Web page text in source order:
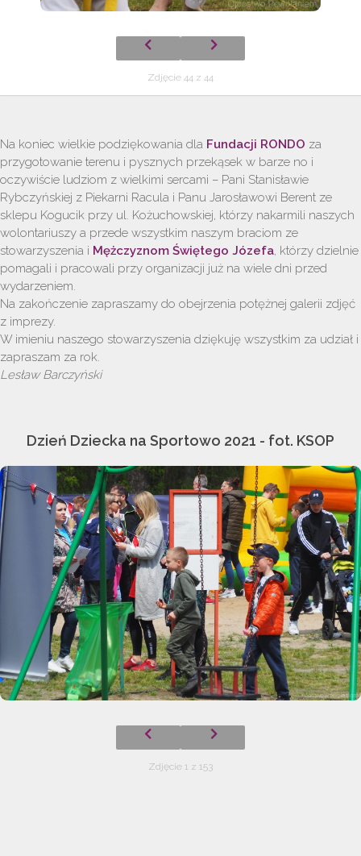
Zdjęcie 44 z 44
Na koniec wielkie podziękowania dla Fundacji RONDO za
przygotowanie terenu i pysznych przekąsek w barze no i
oczywiście ludziom z wielkimi sercami – Pani Stanisławie
Rybczyńskiej z Piekarni Racula i Panu Jarosławowi Berent ze
sklepu Kogucik przy ul. Kożuchowskiej, którzy nakarmili naszych
wolontariuszy a przede wszystkim naszym braciom ze
stowarzyszenia i Mężczyznom Świętego Józefa, którzy dzielnie
pomagali i pracowali przy organizacji już na wiele dni przed
wydarzeniem.
Na zakończenie zapraszamy do obejrzenia potężnej galerii zdjęć
z imprezy.
W imieniu naszego stowarzyszenia dziękuję wszystkim za udział i
zapraszam za rok.
Lesław Barczyński
Dzień Dziecka na Sportowo 2021 - fot. KSOP
Zdjęcie 1 z 153